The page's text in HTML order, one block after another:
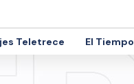
Teletrece El Tiempo